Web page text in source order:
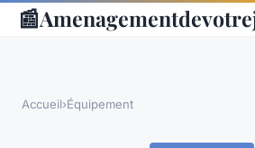
📰
Accueil›Équipement